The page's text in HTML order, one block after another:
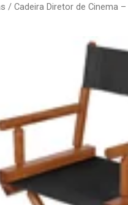
/ Cadeira Diretor de Cinema